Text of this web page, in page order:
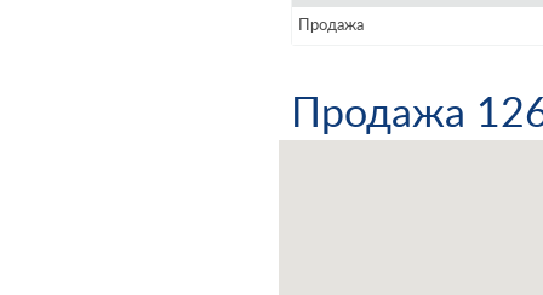
Продажа
Продажа